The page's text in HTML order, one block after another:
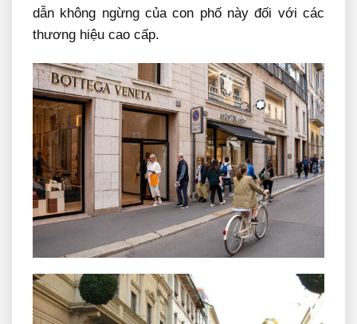
dẫn không ngừng của con phố này đối với các
thương hiệu cao cấp.